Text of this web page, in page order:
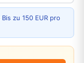
Bis zu 150 EUR pro